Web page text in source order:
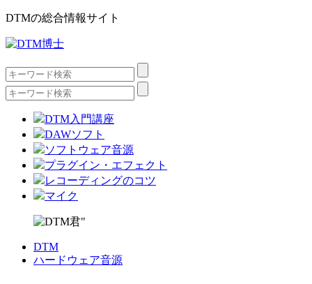
DTMの総合情報サイト
DTM入門講座
DAWソフト
ソフトウェア音源
プラグイン・エフェクト
レコーディングのコツ
マイク
DTM
ハードウェア音源